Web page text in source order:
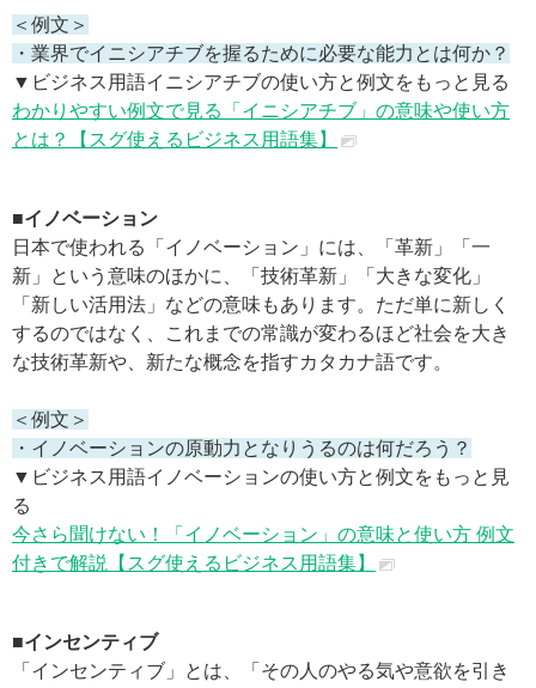
＜例文＞
・業界でイニシアチブを握るために必要な能力とは何か？
▼ビジネス用語イニシアチブの使い方と例文をもっと見る
わかりやすい例文で見る「イニシアチブ」の意味や使い方
とは？【スグ使えるビジネス用語集】
■イノベーション
日本で使われる「イノベーション」には、「革新」「一
新」という意味のほかに、「技術革新」「大きな変化」
「新しい活用法」などの意味もあります。ただ単に新しく
するのではなく、これまでの常識が変わるほど社会を大き
な技術革新や、新たな概念を指すカタカナ語です。
＜例文＞
・イノベーションの原動力となりうるのは何だろう？
▼ビジネス用語イノベーションの使い方と例文をもっと見
る
今さら聞けない！「イノベーション」の意味と使い方 例文
付きで解説【スグ使えるビジネス用語集】
■インセンティブ
「インセンティブ」とは、「その人のやる気や意欲を引き